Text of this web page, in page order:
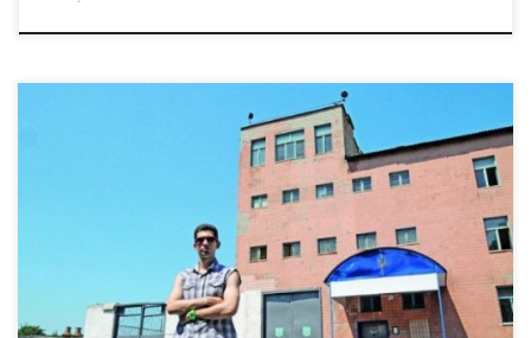
Проведя почти 5 месяцев в Ирпенском исправительном
центре за художественную имитацию полового акта
перед зданием Рады, блогер shiitman, теперь уже более
известный как Александр Володарский, вышел по УДО
на свободу. Продолжая добрую традицию публиковать
интервью с Володарским после каждого его
освобождения, на этот раз мы поговорили об
изменениях в самоидентификации, […]